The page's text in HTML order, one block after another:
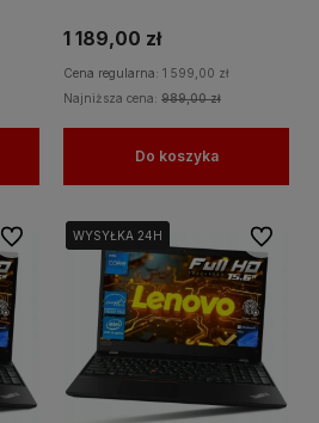
Biura do Pracy
1 189,00 zł
Cena regularna: 1 599,00 zł
Najniższa cena: 989,00 zł
Do koszyka
Do ulubionychWYSYŁKA 24H
WYSYŁKA 24H Do